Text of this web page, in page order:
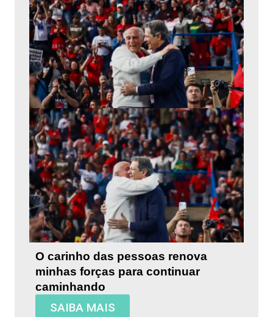
O carinho das pessoas renova
minhas forças para continuar
caminhando
SAIBA MAIS